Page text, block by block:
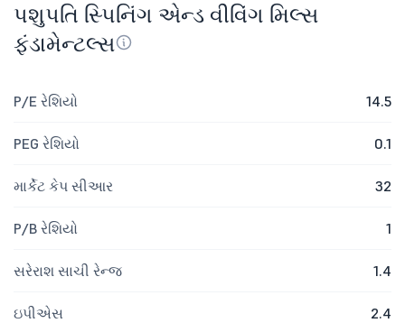
પશુપતિ સ્પિનિંગ એન્ડ વીવિંગ મિલ્સ
ફંડામેન્ટલ્સ
P/E રેશિયો 14.5
PEG રેશિયો 0.1
માર્કેટ કેપ સીઆર 32
P/B રેશિયો 1
સરેરાશ સાચી રેન્જ 1.4
ઇપીએસ 2.4